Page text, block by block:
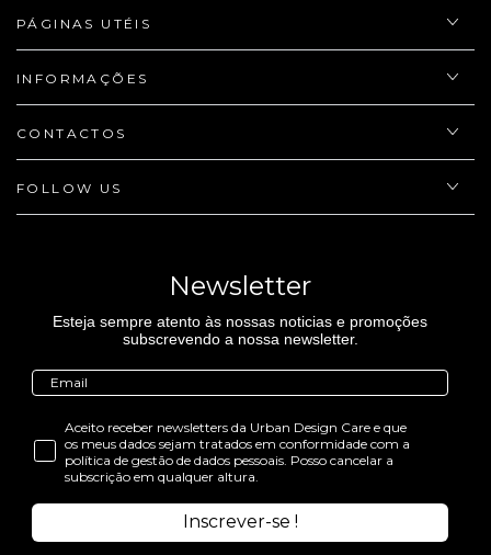
PÁGINAS UTÉIS
INFORMAÇÕES
CONTACTOS
FOLLOW US
Newsletter
Esteja sempre atento às nossas noticias e promoções
subscrevendo a nossa newsletter.
Aceito receber newsletters da Urban Design Care e que
os meus dados sejam tratados em conformidade com a
política de gestão de dados pessoais. Posso cancelar a
subscrição em qualquer altura.
Inscrever-se !